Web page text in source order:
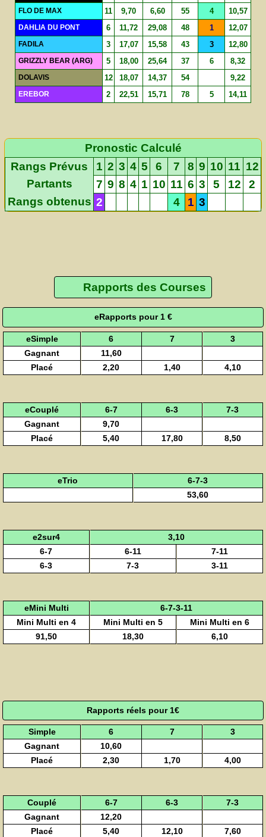
FLO DE MAX 11 9,70 6,60 55 4 10,57
DAHLIA DU PONT 6 11,72 29,08 48 1 12,07
FADILA 3 17,07 15,58 43 3 12,80
GRIZZLY BEAR (ARG) 5 18,00 25,64 37 6 8,32
DOLAVIS 12 18,07 14,37 54 9,22
EREBOR 2 22,51 15,71 78 5 14,11
Pronostic Calculé
Rangs Prévus
1 2 3 4 5 6 7 8 9 10 11 12
Partants
7 9 8 4 1 10 11 6 3 5 12
2
Rangs obtenus 2 4 1 3
Rapports des Courses
eRapports pour 1 €
eSimple 6 7
3
Gagnant
11,60
Placé
2,20 1,40 4,10
eCouplé 6-7 6-3
7-3
Gagnant
9,70
Placé
5,40 17,80 8,50
eTrio
6-7-3
53,60
e2sur4
3,10
6-7
6-11
7-11
6-3
7-3 3-11
eMini Multi
6-7-3-11
Mini Multi en 4
Mini Multi en 5
Mini Multi en 6
91,50
18,30 6,10
Rapports réels pour 1€
Simple 6 7
3
Gagnant
10,60
Placé
2,30 1,70 4,00
Couplé 6-7 6-3
7-3
Gagnant
12,20
Placé
5,40 12,10 7,60